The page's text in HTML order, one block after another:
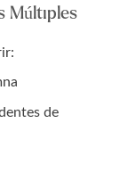
Múltiples
de